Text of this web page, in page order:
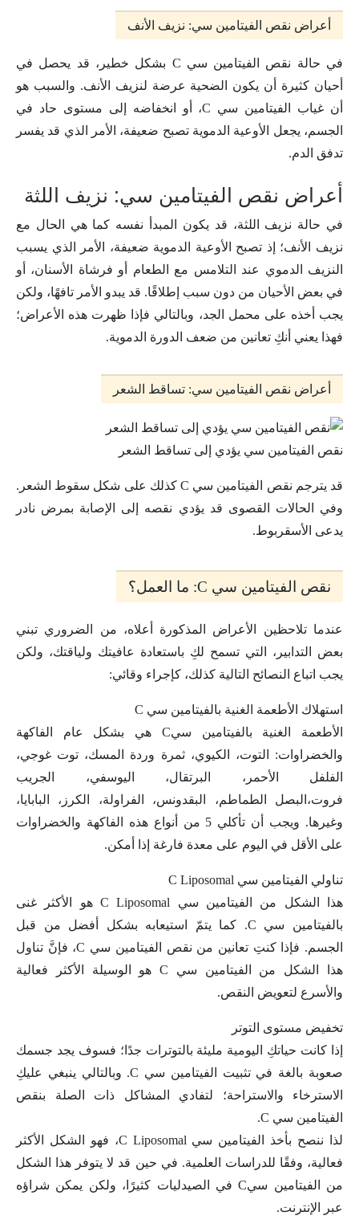
أعراض نقص الفيتامين سي: نزيف الأنف
في حالة نقص الفيتامين سي C بشكل خطير، قد يحصل في
أحيان كثيرة أن يكون الضحية عرضة لنزيف الأنف. والسبب هو
أن غياب الفيتامين سي C، أو انخفاضه إلى مستوى حاد في
الجسم، يجعل الأوعية الدموية تصبح ضعيفة، الأمر الذي قد يفسر
تدفق الدم.
أعراض نقص الفيتامين سي: نزيف اللثة
في حالة نزيف اللثة، قد يكون المبدأ نفسه كما هي الحال مع
نزيف الأنف؛ إذ تصبح الأوعية الدموية ضعيفة، الأمر الذي يسبب
النزيف الدموي عند التلامس مع الطعام أو فرشاة الأسنان، أو
في بعض الأحيان من دون سبب إطلاقًا. قد يبدو الأمر تافهًا، ولكن
يجب أخذه على محمل الجد، وبالتالي فإذا ظهرت هذه الأعراض؛
فهذا يعني أنكِ تعانين من ضعف الدورة الدموية.
أعراض نقص الفيتامين سي: تساقط الشعر
نقص الفيتامين سي يؤدي إلى تساقط الشعر
قد يترجم نقص الفيتامين سي C كذلك على شكل سقوط الشعر.
وفي الحالات القصوى قد يؤدي نقصه إلى الإصابة بمرض نادر
يدعى الأسقربوط.
نقص الفيتامين سي C: ما العمل؟
عندما تلاحظين الأعراض المذكورة أعلاه، من الضروري تبني
بعض التدابير، التي تسمح لكِ باستعادة عافيتك ولياقتك، ولكن
يجب اتباع النصائح التالية كذلك، كإجراء وقائي:
استهلاك الأطعمة الغنية بالفيتامين سي C
الأطعمة الغنية بالفيتامين سيC هي بشكل عام الفاكهة
والخضراوات: التوت، الكيوي، ثمرة وردة المسك، توت غوجي،
الفلفل الأحمر، البرتقال، اليوسفي، الجريب
فروت،البصل الطماطم، البقدونس، الفراولة، الكرز، البابايا،
وغيرها. ويجب أن تأكلي 5 من أنواع هذه الفاكهة والخضراوات
على الأقل في اليوم على معدة فارغة إذا أمكن.
تناولي الفيتامين سي C Liposomal
هذا الشكل من الفيتامين سي C Liposomal هو الأكثر غنى
بالفيتامين سي C. كما يتمّ استيعابه بشكل أفضل من قبل
الجسم. فإذا كنتِ تعانين من نقص الفيتامين سي C، فإنَّ تناول
هذا الشكل من الفيتامين سي C هو الوسيلة الأكثر فعالية
والأسرع لتعويض النقص.
تخفيض مستوى التوتر
إذا كانت حياتكِ اليومية مليئة بالتوترات جدًا؛ فسوف يجد جسمك
صعوبة بالغة في تثبيت الفيتامين سي C. وبالتالي ينبغي عليكِ
الاسترخاء والاستراحة؛ لتفادي المشاكل ذات الصلة بنقص
الفيتامين سي C.
لذا ننصح بأخذ الفيتامين سي C Liposomal، فهو الشكل الأكثر
فعالية، وفقًا للدراسات العلمية. في حين قد لا يتوفر هذا الشكل
من الفيتامين سيC في الصيدليات كثيرًا، ولكن يمكن شراؤه
عبر الإنترنت.